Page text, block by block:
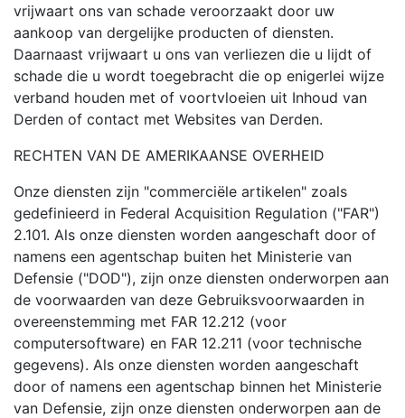
vrijwaart ons van schade veroorzaakt door uw
aankoop van dergelijke producten of diensten.
Daarnaast vrijwaart u ons van verliezen die u lijdt of
schade die u wordt toegebracht die op enigerlei wijze
verband houden met of voortvloeien uit Inhoud van
Derden of contact met Websites van Derden.
RECHTEN VAN DE AMERIKAANSE OVERHEID
Onze diensten zijn "commerciële artikelen" zoals
gedefinieerd in Federal Acquisition Regulation ("FAR")
2.101. Als onze diensten worden aangeschaft door of
namens een agentschap buiten het Ministerie van
Defensie ("DOD"), zijn onze diensten onderworpen aan
de voorwaarden van deze Gebruiksvoorwaarden in
overeenstemming met FAR 12.212 (voor
computersoftware) en FAR 12.211 (voor technische
gegevens). Als onze diensten worden aangeschaft
door of namens een agentschap binnen het Ministerie
van Defensie, zijn onze diensten onderworpen aan de